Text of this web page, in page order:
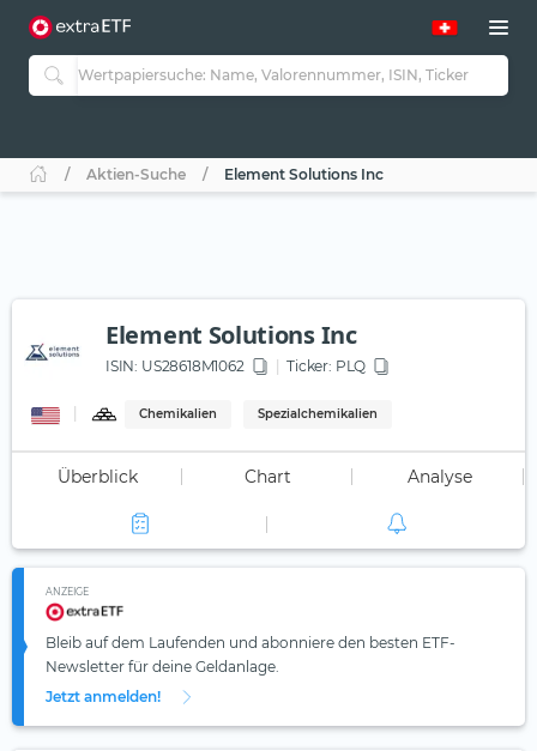
Aktien-Suche Element Solutions Inc
Element Solutions Inc
ISIN: US28618M1062 Ticker: PLQ
Chemikalien Spezialchemikalien
Überblick Chart Analyse
ANZEIGE
Bleib auf dem Laufenden und abonniere den besten ETF-
Newsletter für deine Geldanlage.
Jetzt anmelden!